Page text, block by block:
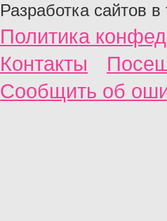
Разработка сайтов в
Политика
Контакты
Сообщить об